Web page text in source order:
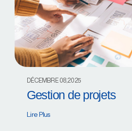
DÉCEMBRE 08,2025
Gestion de projets
Lire Plus